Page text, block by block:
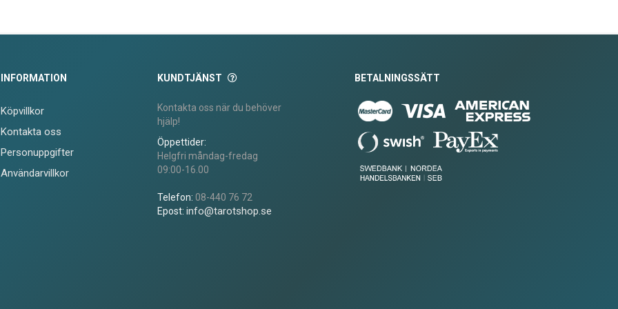
INFORMATION
Köpvillkor
Kontakta oss
Personuppgifter
Användarvillkor
KUNDTJÄNST
Kontakta oss när du behöver
hjälp!
Öppettider:
Helgfri måndag-fredag
09:00-16.00
Telefon: 08-440 76 72
Epost: info@tarotshop.se
BETALNINGSSÄTT